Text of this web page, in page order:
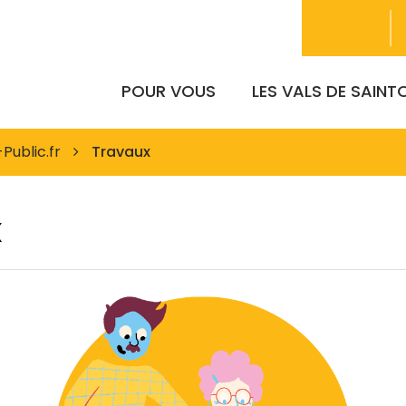
POUR VOUS LES VALS DE
Travaux